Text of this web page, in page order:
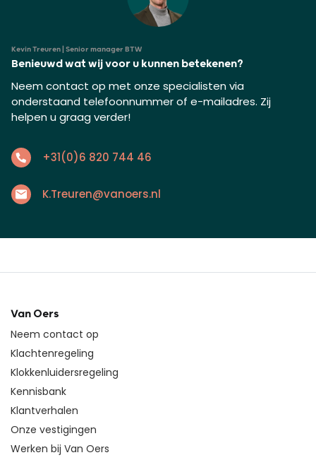
Kevin Treuren | Senior manager BTW
Benieuwd wat wij voor u kunnen betekenen?
Neem contact op met onze specialisten via
onderstaand telefoonnummer of e-mailadres. Zij
helpen u graag verder!
+31(0)6 820 744 46
K.Treuren@vanoers.nl
Van Oers
Neem contact op
Klachtenregeling
Klokkenluidersregeling
Kennisbank
Klantverhalen
Onze vestigingen
Werken bij Van Oers